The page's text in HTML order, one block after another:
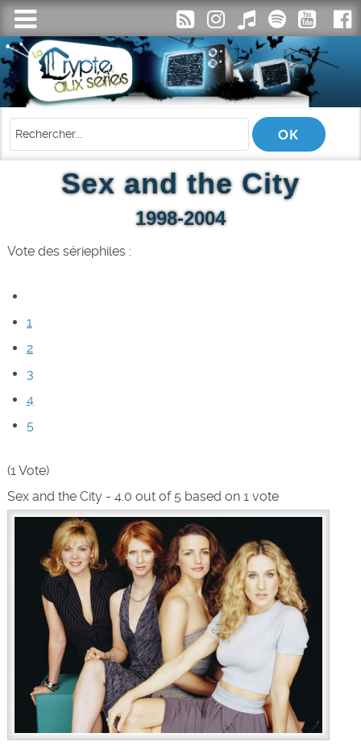
Sex and the City
1998-2004
Vote des sériephiles :
1
2
3
4
5
(1 Vote)
Sex and the City- 4.0 out of 5 based on 1vote